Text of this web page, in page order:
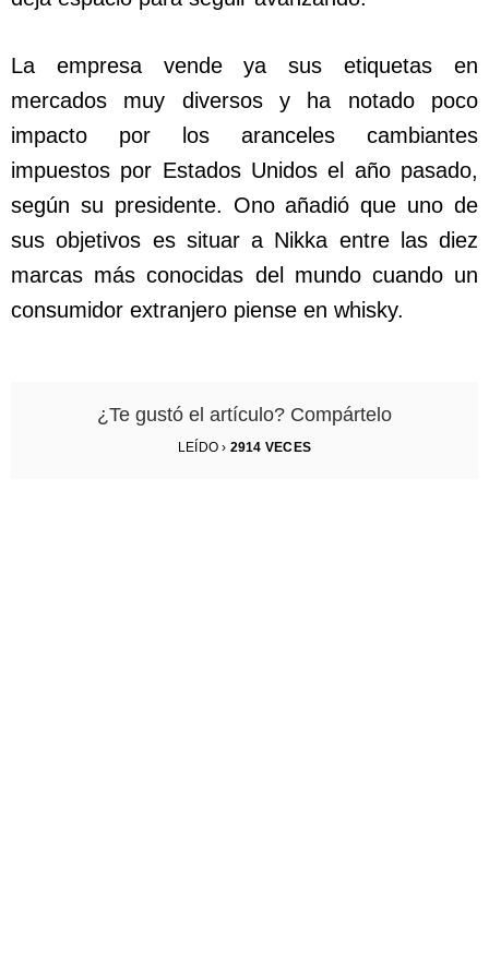
La empresa vende ya sus etiquetas en
mercados muy diversos y ha notado poco
impacto por los aranceles cambiantes
impuestos por Estados Unidos el año pasado,
según su presidente. Ono añadió que uno de
sus objetivos es situar a Nikka entre las diez
marcas más conocidas del mundo cuando un
consumidor extranjero piense en whisky.
¿Te gustó el artículo? Compártelo
LEÍDO › 2914 VECES